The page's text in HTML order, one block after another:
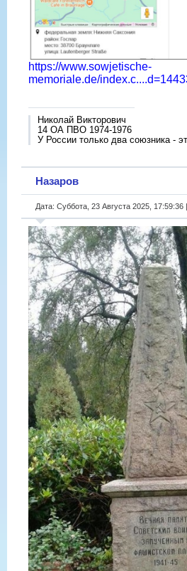
https://www.sowjetische-
memoriale.de/
Николай Викторович
14 ОА ПВО 1974-1976
У России только два союзника -
Назаров
Дата: Суббота, 23 Августа 2025,